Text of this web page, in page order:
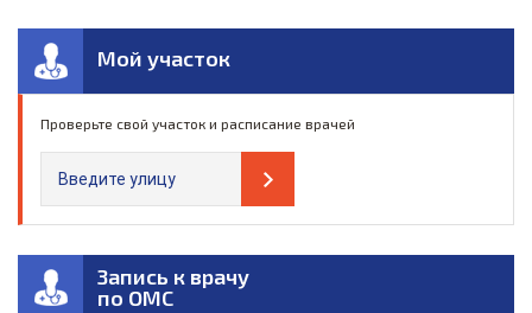
Мой участок
Проверьте свой участок и расписание врачей
Запись к врачу
по ОМС